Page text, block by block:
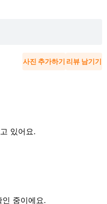
사진 추가하기 리뷰 남기기
있어요.
중이에요.